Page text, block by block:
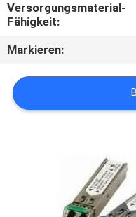
NEUIGKEITEN
SITEMAP
Versorgungsmaterial-
Fähigkeit:
Markieren: